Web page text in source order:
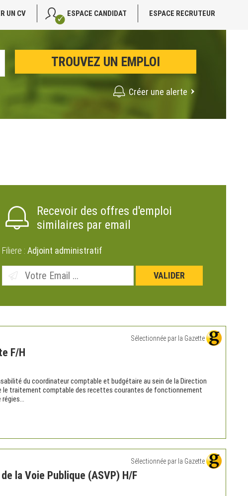
UN CV ESPACE CANDIDAT ESPACE RECRUTEUR
Créer une alerte
Recevoir des offres d'emploi
similaires par email
Filiere : Adjoint administratif
Sélectionnée par la Gazette
F/H
du coordinateur comptable et budgétaire au sein de la Direction
le traitement comptable des recettes courantes de fonctionnement
Sélectionnée par la Gazette
la Voie Publique (ASVP) H/F